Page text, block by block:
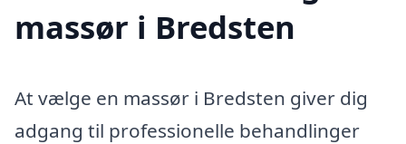
massør i Bredsten
At vælge en massør i Bredsten giver dig
adgang til professionelle behandlinger